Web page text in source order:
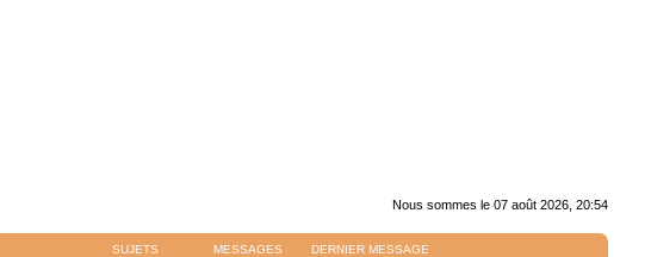
Nous sommes le 07 août 2026, 20:54
SUJETS MESSAGES DERNIER MESSAGE